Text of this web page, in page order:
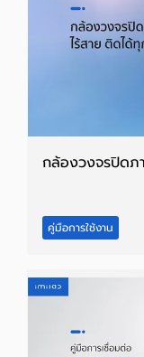
กล้องวงจรปิดภ
คู่มือการใช้งาน